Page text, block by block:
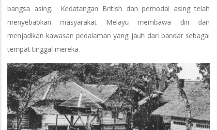
bangsa asing. Kedatangan British dan pemodal asing telah
menyebabkan masyarakat Melayu membawa diri dan
menjadikan kawasan pedalaman yang jauh dari bandar sebagai
tempat tinggal mereka.